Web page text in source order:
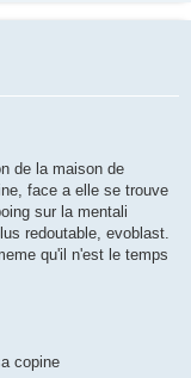
de la maison de
face a elle se trouve
sur la mentali
redoutable, evoblast.
qu'il n'est le temps
copine